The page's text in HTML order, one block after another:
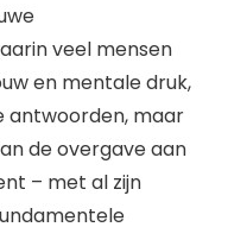
veel mensen
en mentale druk,
antwoorden, maar
de overgave aan
– met al zijn